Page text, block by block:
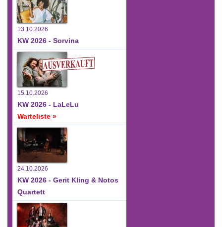
13.10.2026
KW 2026 - Sorvina
15.10.2026
KW 2026 - LaLeLu
Warteliste »
24.10.2026
KW 2026 - Gerit Kling & Notos
Quartett